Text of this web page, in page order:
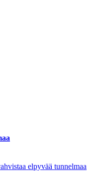
elpyvää tunnelmaa